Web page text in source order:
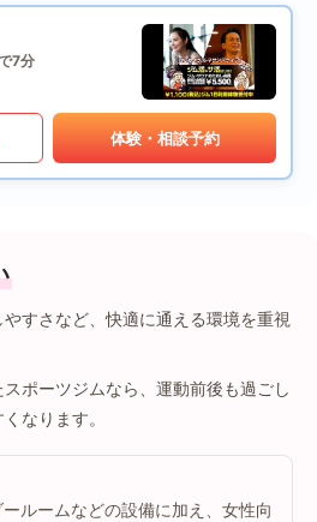
7分
体験・相談予約
すさなど、快適に通える環境を重視
ポーツジムなら、運動前後も過ごし
なります。
ルームなどの設備に加え、女性向